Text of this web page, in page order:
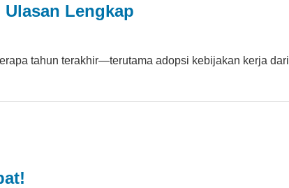
Lengkap
tahun terakhir—terutama adopsi kebijakan kerja dari